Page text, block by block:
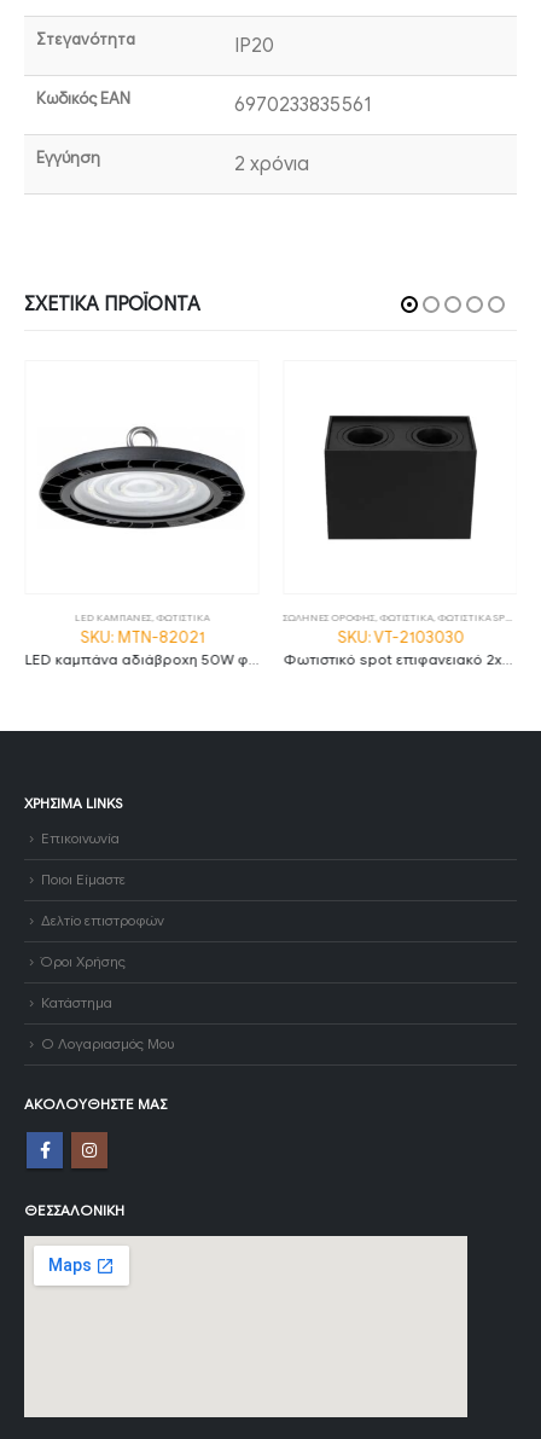
Στεγανότητα IP20
Κωδικός EAN 6970233835561
Εγγύηση 2 χρόνια
ΣΧΕΤΙΚΆ ΠΡΟΪΌΝΤΑ
ΦΩΤΙΣΤΙΚΑLED ΚΑΜΠΑΝΕΣ ΦΩΤΙΣΤΙΚΑ
SKU: MTN-82021
ΣΩΛΗΝΕΣ ΟΡΟΦΗΣ ΦΩΤΙΣΤΙΚΑ, ΦΩΤΙΣΤΙΚΑ SPOT
SKU: VT-2103030
Φωτιστικό spot επιφανειακό 2xGU10 τετράγωνο με μαύρο σώμα
ΧΡΉΣΙΜΑ LINKS
Επικοινωνία
Ποιοι Είμαστε
Δελτίο επιστροφών
Όροι Χρήσης
Κατάστημα
Ο Λογαριασμός Μου
ΑΚΟΛΟΥΘΉΣΤΕ ΜΑΣ
ΘΕΣΣΑΛΟΝΊΚΗ